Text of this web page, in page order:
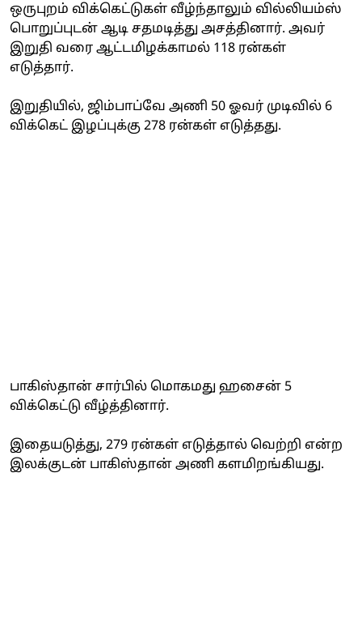
ஒருபுறம் விக்கெட்டுகள் வீழ்ந்தாலும் வில்லியம்ஸ்
பொறுப்புடன் ஆடி சதமடித்து அசத்தினார். அவர்
இறுதி வரை ஆட்டமிழக்காமல் 118 ரன்கள்
எடுத்தார்.
இறுதியில், ஜிம்பாப்வே அணி 50 ஓவர் முடிவில் 6
விக்கெட் இழப்புக்கு 278 ரன்கள் எடுத்தது.
பாகிஸ்தான் சார்பில் மொகமது ஹசைன் 5
விக்கெட்டு வீழ்த்தினார்.
இதையடுத்து, 279 ரன்கள் எடுத்தால் வெற்றி என்ற
இலக்குடன் பாகிஸ்தான் அணி களமிறங்கியது.